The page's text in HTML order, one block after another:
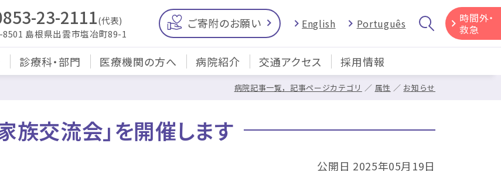
23-2111(代表)
8501 島根県出雲市塩冶町89-1
ご寄附のお願い English Português
時間外・
救急
診療科・部門 医療機関の方へ 病院紹介 交通アクセス 採用情報
病院記事一覧，記事ページカテゴリ 属性 お知らせ
族交流会」を開催します
公開日 2025年05月19日